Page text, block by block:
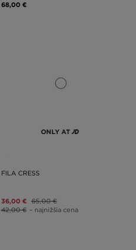
68,00 €
ONLY AT
FILA CRESS
36,00 € 65,00 €
42,00 € – najnižšia cena